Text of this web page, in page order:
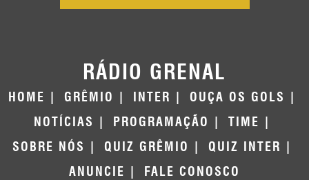
RÁDIO GRENAL
HOME GRÊMIO INTER
OUÇA OS GOLS
NOTÍCIAS
PROGRAMAÇÃO
TIME
SOBRE NÓS
QUIZ GRÊMIO
QUIZ INTER
ANUNCIE
FALE CONOSCO